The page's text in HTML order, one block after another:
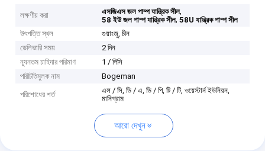
লক্ষণীয় করা এসজিএস জল পাম্প যান্ত্রিক সীল,
58 ইউ জল পাম্প যান্ত্রিক সীল,58U যান্ত্রিক পাম্প সীল
উৎপত্তি স্থল
গুয়াংজু, চীন
ডেলিভারি সময়
2 দিন
ন্যূনতম চাহিদার পরিমাণ
1 / পিসি
পরিচিতিমুলক নাম
Bogeman
পরিশোধের শর্ত
এল / সি, ডি / এ, ডি / পি, টি / টি, ওয়েস্টার্ন ইউনিয়ন,
মানিগ্রাম
আরো দেখুন